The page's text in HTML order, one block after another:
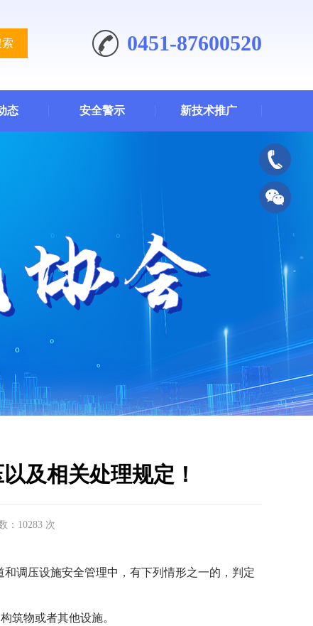
0451-87600520
态 安全警示 新技术推广
及相关处理规定！
：10283 次
压设施安全管理中，有下列情形之一的，判定
物或者其他设施。